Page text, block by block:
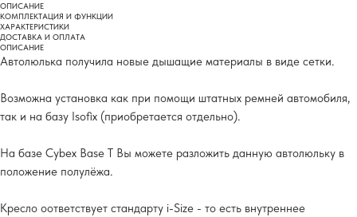
ОПИСАНИЕ
КОМПЛЕКТАЦИЯ И ФУНКЦИИ
ХАРАКТЕРИСТИКИ
ДОСТАВКА И ОПЛАТА
ОПИСАНИЕ
Автолюлька получила новые дышащие материалы в виде сетки.
Возможна установка как при помощи штатных ремней автомобиля,
так и на базу Isofix (приобретается отдельно).
На базе Cybex Base T Вы можете разложить данную автолюльку в
положение полулёжа.
Кресло оответствует стандарту i-Size - то есть внутреннее